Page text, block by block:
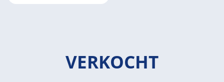
VERKOCHT